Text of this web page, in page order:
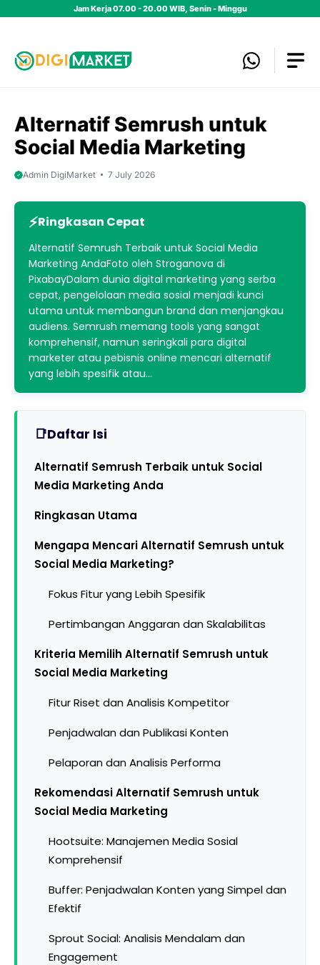
Jam Kerja 07.00 - 20.00 WIB, Senin - Minggu
Alternatif Semrush untuk
Social Media Marketing
Admin DigiMarket 7 July 2026
Ringkasan Cepat
Alternatif Semrush Terbaik untuk Social Media
Marketing AndaFoto oleh Stroganova di
PixabayDalam dunia digital marketing yang serba
cepat, pengelolaan media sosial menjadi kunci
utama untuk membangun brand dan menjangkau
audiens. Semrush memang tools yang sangat
komprehensif, namun seringkali para digital
marketer atau pebisnis online mencari alternatif
yang lebih spesifik atau…
Daftar Isi
Alternatif Semrush Terbaik untuk Social
Media Marketing Anda
Ringkasan Utama
Mengapa Mencari Alternatif Semrush untuk
Social Media Marketing?
Fokus Fitur yang Lebih Spesifik
Pertimbangan Anggaran dan Skalabilitas
Kriteria Memilih Alternatif Semrush untuk
Social Media Marketing
Fitur Riset dan Analisis Kompetitor
Penjadwalan dan Publikasi Konten
Pelaporan dan Analisis Performa
Rekomendasi Alternatif Semrush untuk
Social Media Marketing
Hootsuite: Manajemen Media Sosial
Komprehensif
Buffer: Penjadwalan Konten yang Simpel dan
Efektif
Sprout Social: Analisis Mendalam dan
Engagement